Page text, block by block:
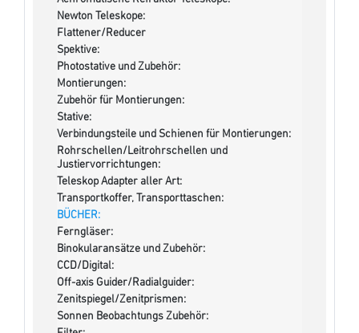
Newton Teleskope:
Flattener/Reducer
Spektive:
Photostative und Zubehör:
Montierungen:
Zubehör für Montierungen:
Stative:
Verbindungsteile und Schienen für Montierungen:
Rohrschellen/Leitrohrschellen und
Justiervorrichtungen:
Teleskop Adapter aller Art:
Transportkoffer, Transporttaschen:
BÜCHER:
Ferngläser:
Binokularansätze und Zubehör:
CCD/Digital:
Off-axis Guider/Radialguider:
Zenitspiegel/Zenitprismen:
Sonnen Beobachtungs Zubehör: